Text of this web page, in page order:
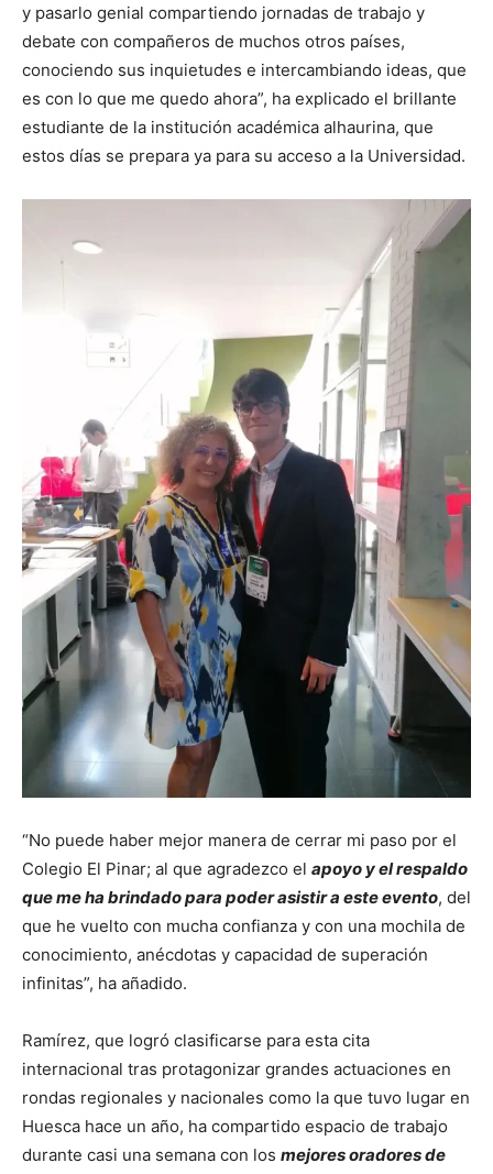
y pasarlo genial compartiendo jornadas de trabajo y
debate con compañeros de muchos otros países,
conociendo sus inquietudes e intercambiando ideas, que
es con lo que me quedo ahora”, ha explicado el brillante
estudiante de la institución académica alhaurina, que
estos días se prepara ya para su acceso a la Universidad.
“No puede haber mejor manera de cerrar mi paso por el
Colegio El Pinar; al que agradezco el apoyo y el respaldo
que me ha brindado para poder asistir a este evento, del
que he vuelto con mucha confianza y con una mochila de
conocimiento, anécdotas y capacidad de superación
infinitas”, ha añadido.
Ramírez, que logró clasificarse para esta cita
internacional tras protagonizar grandes actuaciones en
rondas regionales y nacionales como la que tuvo lugar en
Huesca hace un año, ha compartido espacio de trabajo
durante casi una semana con los mejores oradores de